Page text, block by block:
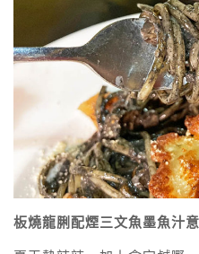
板燒龍脷配煙三文魚墨魚汁